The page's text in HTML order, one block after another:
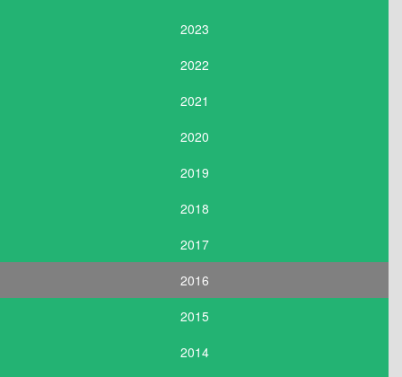
2023
2022
2021
2020
2019
2018
2017
2016
2015
2014